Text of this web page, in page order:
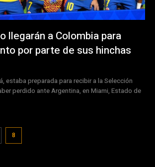
llegarán a Colombia para
por parte de sus hinchas
estaba preparada para recibir a la Selección
perdido ante Argentina, en Miami, Estado de
8